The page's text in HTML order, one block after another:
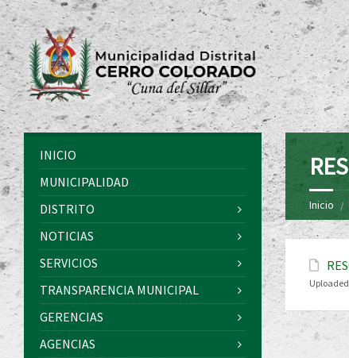
Inicio
INICIO
MUNICIPALIDAD
DISTRITO
NOTICIAS
SERVICIOS
TRANSPARENCIA MUNICIPAL
GERENCIAS
AGENCIAS